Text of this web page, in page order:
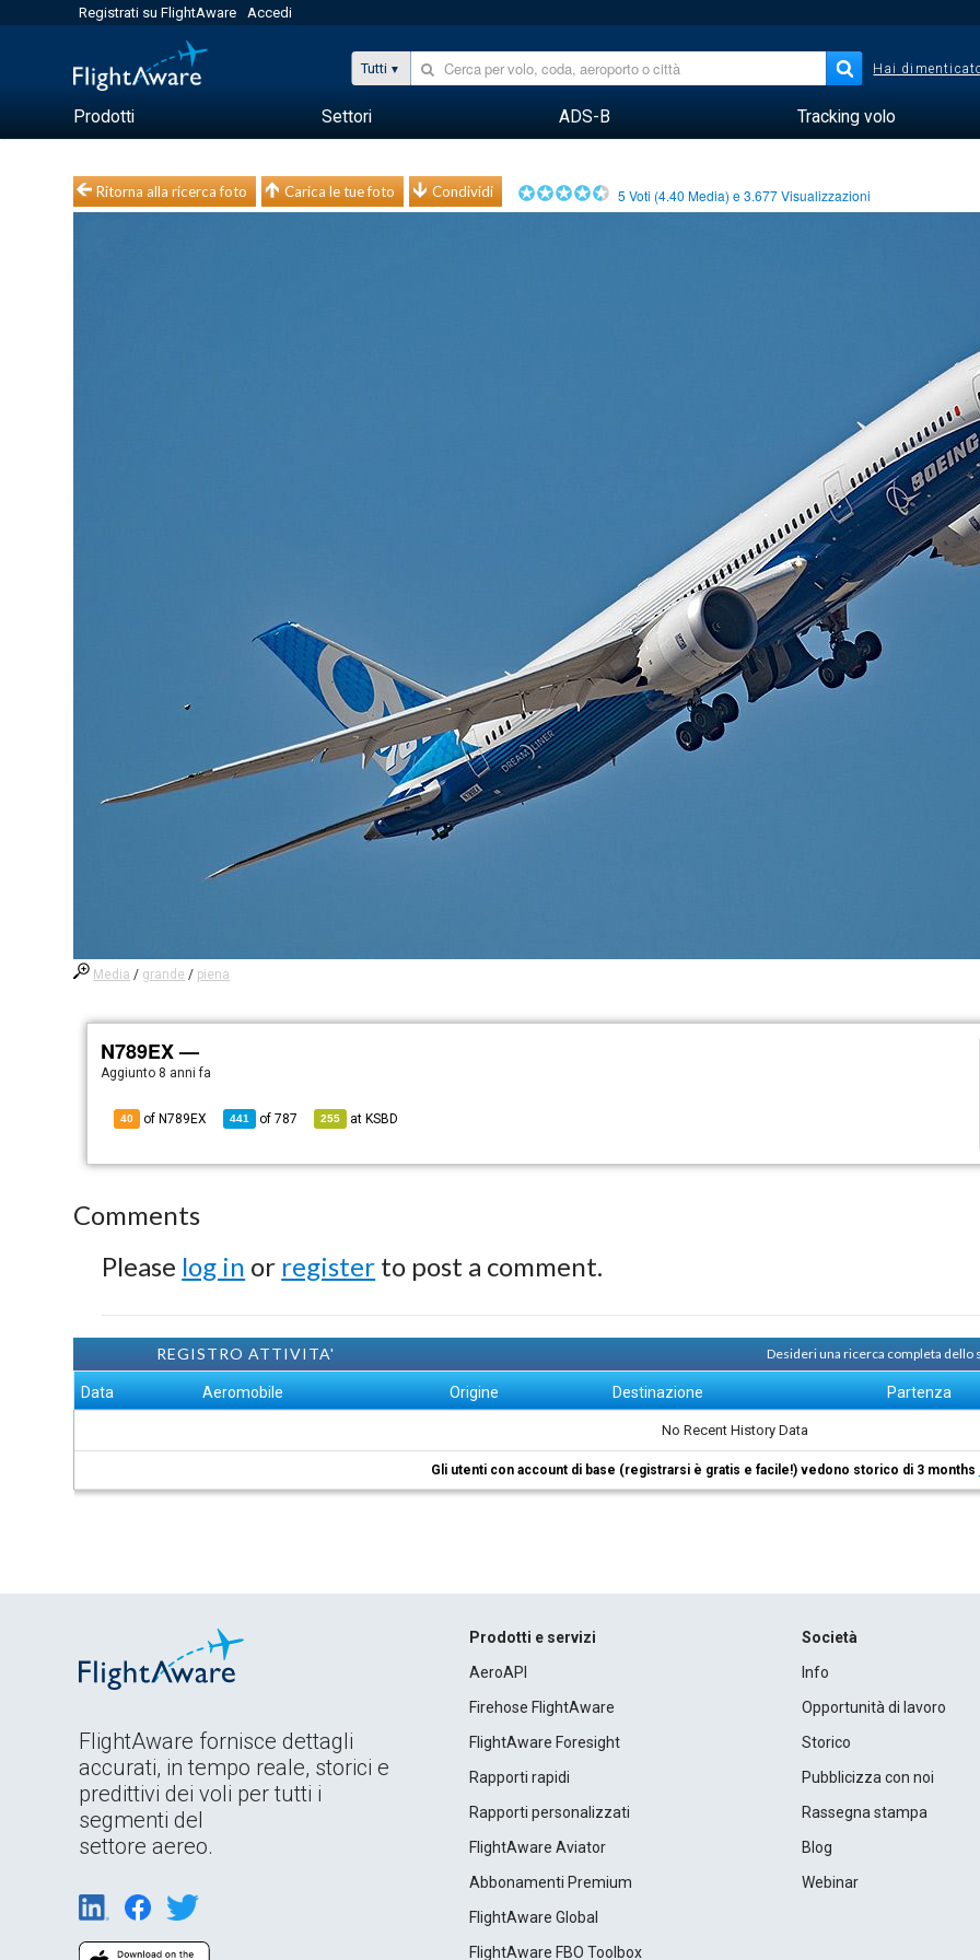
Registrati su FlightAware Accedi
Tutti Hai
Prodotti Settori ADS-B Tracking volo
Ritorna alla ricerca foto Carica le tue foto Condividi 5 Voti (4.40 Media) e3.677Visualizzazioni
Media / grande / piena
N789EX —
Aggiunto 8 anni fa
40 of N789EX 441 of787 255 at KSBD
Comments
Please log in or register to post a comment.
REGISTRO ATTIVITA' Desideri una ricerca completa dello
Data Aeromobile Origine Destinazione Partenza
No Recent History Data
Gli utenti con account di base (registrarsi è gratis e facile!) vedono storico di 3 months
FlightAware fornisce dettagli
accurati, in tempo reale, storici e
predittivi dei voli per tutti i
segmenti del
settore aereo.
Prodotti e servizi
AeroAPI
Firehose FlightAware
FlightAware Foresight
Rapporti rapidi
Rapporti personalizzati
FlightAware Aviator
Abbonamenti Premium
FlightAware Global
FlightAware FBO Toolbox
Società
Info
Opportunità di lavoro
Storico
Pubblicizza con noi
Rassegna stampa
Blog
Webinar